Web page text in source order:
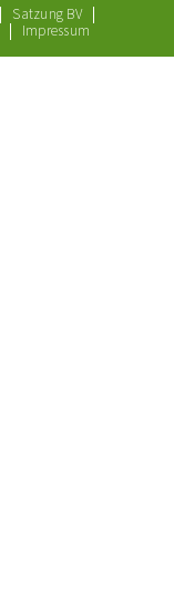
Satzung BV
Impressum